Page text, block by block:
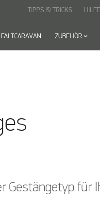
FALTCARAVAN ZUBEHÖR keyboard_arrow_down
TIPPS & TRICKS HILFE
Gestängetyp für